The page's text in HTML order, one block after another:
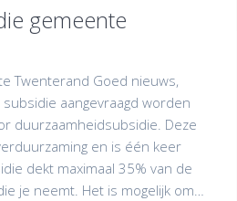
gemeente
Twenterand Goed nieuws,
aangevraagd worden
duurzaamheidsubsidie. Deze
en is één keer
dekt maximaal 35% van de
je neemt. Het is mogelijk om…